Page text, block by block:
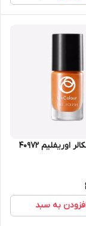
اوریفلیم 40972
به سبد